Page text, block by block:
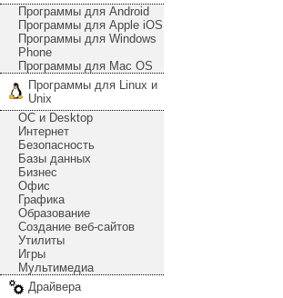
Программы для Android
Программы для Apple iOS
Программы для Windows
Phone
Программы для Mac OS
Программы для Linux и
Unix
ОС и Desktop
Интернет
Безопасность
Базы данных
Бизнес
Офис
Графика
Образование
Создание веб-сайтов
Утилиты
Игры
Мультимедиа
Драйвера